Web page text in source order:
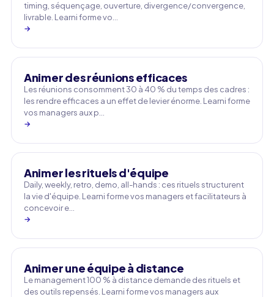
timing, séquençage, ouverture, divergence/convergence,
livrable. Learni forme vo…
→
Animer des réunions efficaces
Les réunions consomment 30 à 40 % du temps des cadres :
les rendre efficaces a un effet de levier énorme. Learni forme
vos managers aux p…
→
Animer les rituels d'équipe
Daily, weekly, retro, demo, all-hands : ces rituels structurent
la vie d'équipe. Learni forme vos managers et facilitateurs à
concevoir e…
→
Animer une équipe à distance
Le management 100 % à distance demande des rituels et
des outils repensés. Learni forme vos managers aux